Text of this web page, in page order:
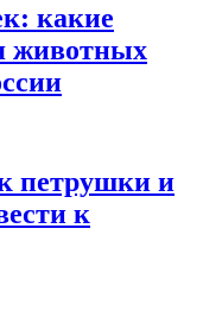
какие
животных
петрушки и
к